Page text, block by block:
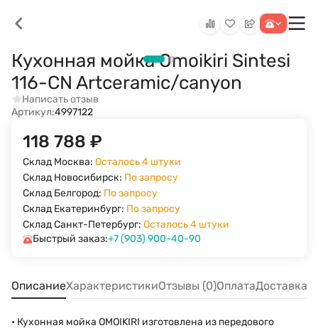
Кухонная мойка Omoikiri Sintesi
116-CN Artceramic/canyon
Написать отзыв
Артикул:4997122
118 788 ₽
Склад Москва: Осталось 4 штуки
Склад Новосибирск: По запросу
Склад Белгород: По запросу
Склад Екатеринбург: По запросу
Склад Санкт-Петербург: Осталось 4 штуки
Быстрый заказ:+7 (903) 900-40-90
ОписаниеХарактеристикиОтзывы (0)ОплатаДоставка
• Кухонная мойка OMOIKIRI изготовлена из передового